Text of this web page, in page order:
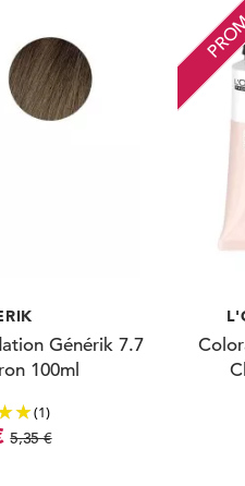
Générik 7.7
100ml
(1)
5,35 €